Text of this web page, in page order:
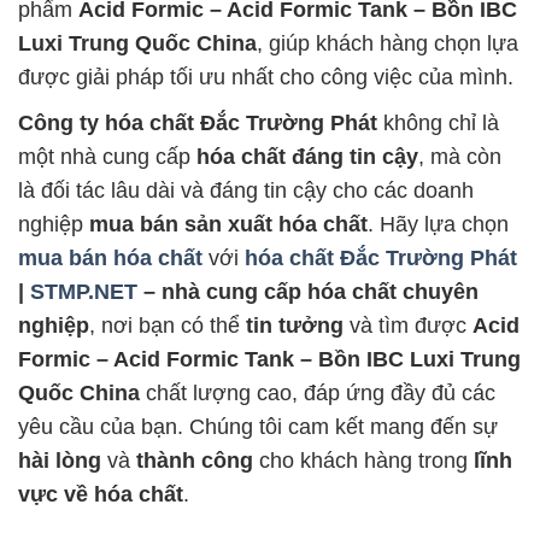
phẩm Acid Formic – Acid Formic Tank – Bồn IBC
Luxi Trung Quốc China, giúp khách hàng chọn lựa
được giải pháp tối ưu nhất cho công việc của mình.
Công ty hóa chất Đắc Trường Phát không chỉ là
một nhà cung cấp hóa chất đáng tin cậy, mà còn
là đối tác lâu dài và đáng tin cậy cho các doanh
nghiệp mua bán sản xuất hóa chất. Hãy lựa chọn
mua bán hóa chất với hóa chất Đắc Trường Phát
STMP.NET – nhà cung cấp hóa chất chuyên
nghiệp, nơi bạn có thể tin tưởng và tìm được Acid
Formic – Acid Formic Tank – Bồn IBC Luxi Trung
Quốc China chất lượng cao, đáp ứng đầy đủ các
yêu cầu của bạn. Chúng tôi cam kết mang đến sự
hài lòng và thành công cho khách hàng trong lĩnh
vực về hóa chất.